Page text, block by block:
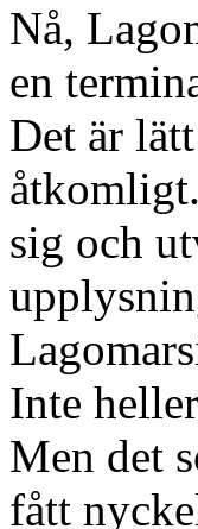
Nå,
en
Det är
sig och
Inte
Men det
fått